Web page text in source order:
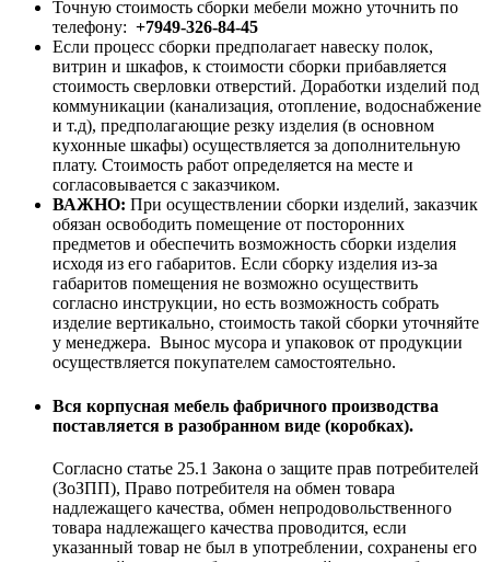
Точную стоимость сборки мебели можно уточнить по
телефону: +7949-326-84-45
Если процесс сборки предполагает навеску полок,
витрин и шкафов, к стоимости сборки прибавляется
стоимость сверловки отверстий. Доработки изделий под
коммуникации (канализация, отопление, водоснабжение
и т.д), предполагающие резку изделия (в основном
кухонные шкафы) осуществляется за дополнительную
плату. Стоимость работ определяется на месте и
согласовывается с заказчиком.
ВАЖНО: При осуществлении сборки изделий, заказчик
обязан освободить помещение от посторонних
предметов и обеспечить возможность сборки изделия
исходя из его габаритов. Если сборку изделия из-за
габаритов помещения не возможно осуществить
согласно инструкции, но есть возможность собрать
изделие вертикально, стоимость такой сборки уточняйте
у менеджера. Вынос мусора и упаковок от продукции
осуществляется покупателем самостоятельно.
Вся корпусная мебель фабричного производства
поставляется в разобранном виде (коробках).
Согласно статье 25.1 Закона о защите прав потребителей
(ЗоЗПП), Право потребителя на обмен товара
надлежащего качества, обмен непродовольственного
товара надлежащего качества проводится, если
указанный товар не был в употреблении, сохранены его